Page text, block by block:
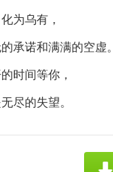
为乌有，
承诺和满满的空虚。
时间等你，
尽的失望。